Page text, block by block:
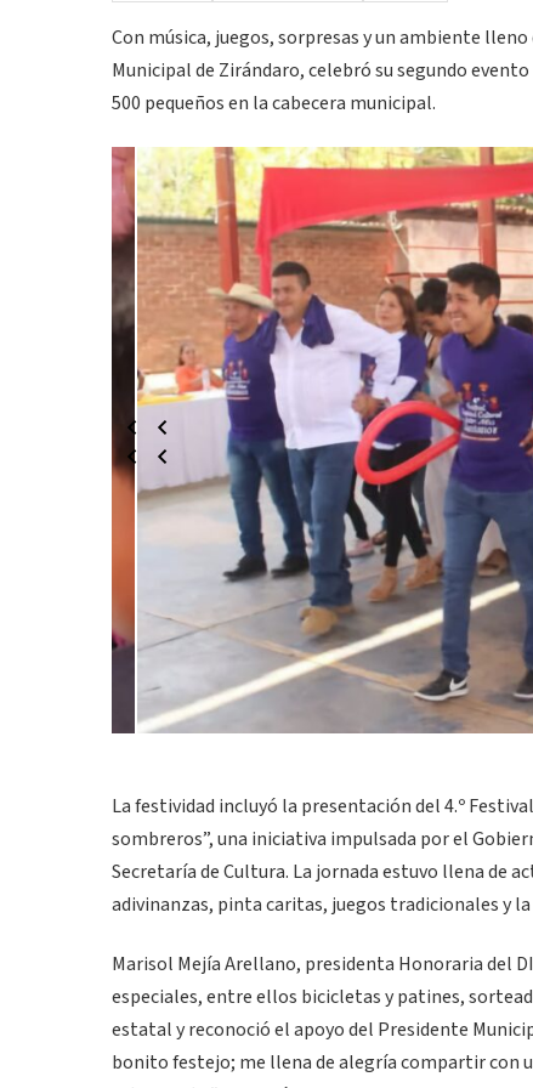
Con música, juegos, sorpresas y un ambiente
Municipal de Zirándaro, celebró su segundo
500 pequeños en la cabecera municipal.
La festividad incluyó la presentación del 4.º
sombreros”, una iniciativa impulsada por el
Secretaría de Cultura. La jornada estuvo llena de
adivinanzas, pinta caritas, juegos tradicionales y
Marisol Mejía Arellano, presidenta Honoraria del
especiales, entre ellos bicicletas y patines,
estatal y reconoció el apoyo del Presidente
bonito festejo; me llena de alegría compartir con